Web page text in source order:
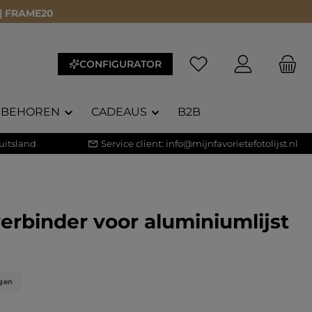
FRAME20
CONFIGURATOR
CADEAUS B2B
Service client: info@mijnfavorietefotolijst.nl
voor aluminiumlijst